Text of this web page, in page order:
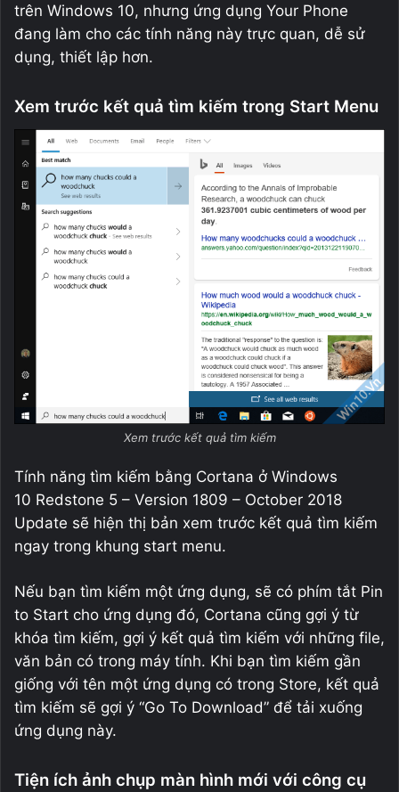
trên Windows 10, nhưng ứng dụng Your Phone
đang làm cho các tính năng này trực quan, dễ sử
dụng, thiết lập hơn.
Xem trước kết quả tìm kiếm trong Start Menu
Xem trước kết quả tìm kiếm
Tính năng tìm kiếm bằng Cortana ở Windows
10 Redstone 5 – Version 1809 – October 2018
Update sẽ hiện thị bản xem trước kết quả tìm kiếm
ngay trong khung start menu.
Nếu bạn tìm kiếm một ứng dụng, sẽ có phím tắt Pin
to Start cho ứng dụng đó, Cortana cũng gợi ý từ
khóa tìm kiếm, gợi ý kết quả tìm kiếm với những file,
văn bản có trong máy tính. Khi bạn tìm kiếm gần
giống với tên một ứng dụng có trong Store, kết quả
tìm kiếm sẽ gợi ý “Go To Download” để tải xuống
ứng dụng này.
Tiện ích ảnh chụp màn hình mới với công cụ